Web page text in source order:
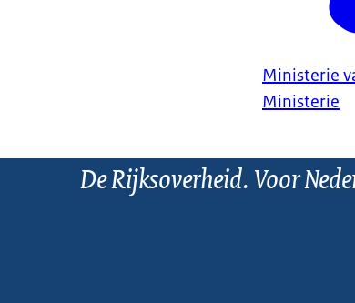
Ministerie
Ministerie
De Rijksoverheid. Voor